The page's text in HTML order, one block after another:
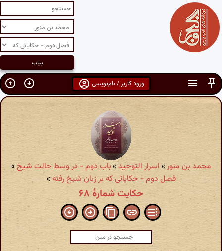
ورود کاربر / نام‌نویسی
محمد بن منور» اسرار التوحید » باب دوم - در وسط حالت شیخ»
فصل دوم - حکایاتی که بر زبان شیخ رفته»
حکایت شمارهٔ ۶۸